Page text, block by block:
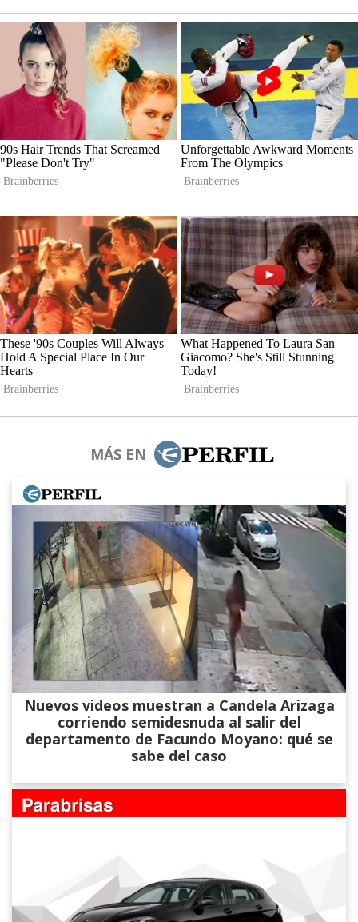
MÁS EN
Nuevos videos muestran a Candela Arizaga
corriendo semidesnuda al salir del
departamento de Facundo Moyano: qué se
sabe del caso